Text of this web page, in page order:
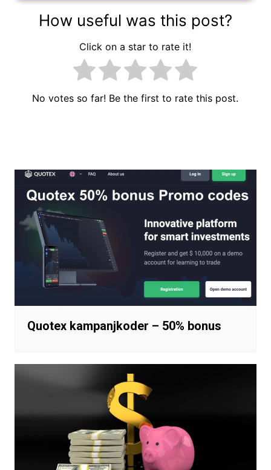
How useful was this post?
Click on a star to rate it!
No votes so far! Be the first to rate this post.
Quotex kampanjkoder – 50% bonus